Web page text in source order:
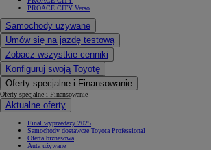
PROACE CITY Verso
Samochody używane
Umów się na jazdę testową
Zobacz wszystkie cenniki
Konfiguruj swoją Toyotę
Oferty specjalne i Finansowanie
Oferty specjalne i Finansowanie
Aktualne oferty
Finał wyprzedaży 2025
Samochody dostawcze Toyota Professional
Oferta biznesowa
Auta używane